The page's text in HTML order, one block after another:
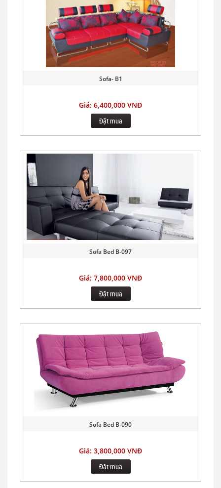
Sofa- B1
Giá: 6,400,000 VNĐ
Đặt mua
Sofa Bed B-097
Giá: 7,800,000 VNĐ
Đặt mua
Sofa Bed B-090
Giá: 3,800,000 VNĐ
Đặt mua